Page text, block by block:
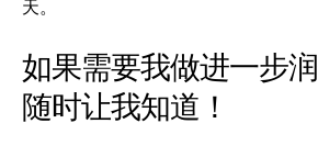
天。
如果需要我做进一步
随时让我知道！